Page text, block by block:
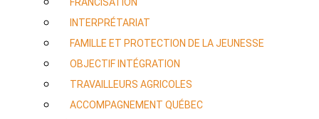
INTERPRÉTARIAT
FAMILLE ET PROTECTION DE LA JEUNESSE
OBJECTIF INTÉGRATION
TRAVAILLEURS AGRICOLES
ACCOMPAGNEMENT QUÉBEC